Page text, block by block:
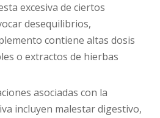
excesiva de ciertos
desequilibrios,
contiene altas dosis
o extractos de hierbas
asociadas con la
incluyen malestar digestivo,